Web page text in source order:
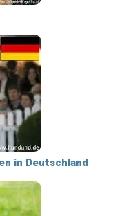
in Deutschland